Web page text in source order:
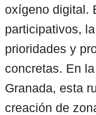
oxígeno digital.
participativos,
prioridades y
concretas. En
Granada, esta
creación de